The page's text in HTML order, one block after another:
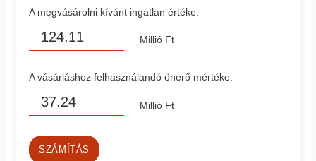
A megvásárolni kívánt ingatlan értéke:
Millió Ft
A vásárláshoz felhasználandó önerő mértéke:
Millió Ft
SZÁMÍTÁS